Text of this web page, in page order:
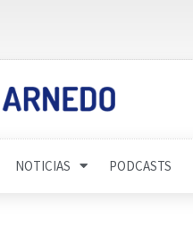
NOTICIAS PODCASTS